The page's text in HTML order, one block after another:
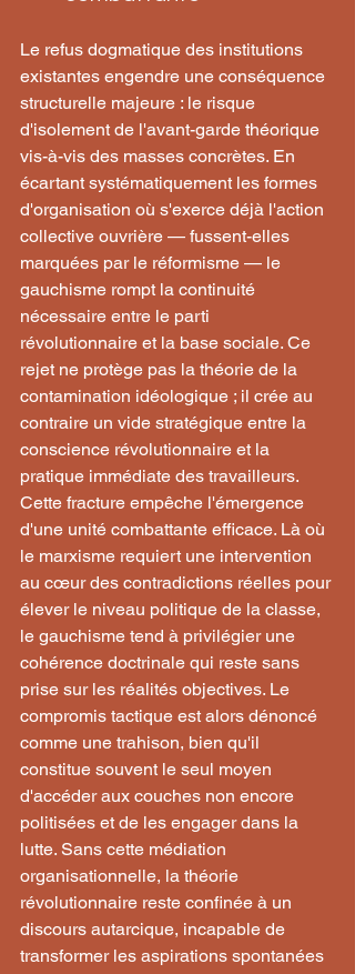
Le refus dogmatique des institutions
existantes engendre une conséquence
structurelle majeure : le risque
d'isolement de l'avant-garde théorique
vis-à-vis des masses concrètes. En
écartant systématiquement les formes
d'organisation où s'exerce déjà l'action
collective ouvrière — fussent-elles
marquées par le réformisme — le
gauchisme rompt la continuité
nécessaire entre le parti
révolutionnaire et la base sociale. Ce
rejet ne protège pas la théorie de la
contamination idéologique ; il crée au
contraire un vide stratégique entre la
conscience révolutionnaire et la
pratique immédiate des travailleurs.
Cette fracture empêche l'émergence
d'une unité combattante efficace. Là où
le marxisme requiert une intervention
au cœur des contradictions réelles pour
élever le niveau politique de la classe,
le gauchisme tend à privilégier une
cohérence doctrinale qui reste sans
prise sur les réalités objectives. Le
compromis tactique est alors dénoncé
comme une trahison, bien qu'il
constitue souvent le seul moyen
d'accéder aux couches non encore
politisées et de les engager dans la
lutte. Sans cette médiation
organisationnelle, la théorie
révolutionnaire reste confinée à un
discours autarcique, incapable de
transformer les aspirations spontanées